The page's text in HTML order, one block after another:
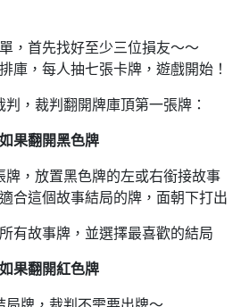
，首先找好至少三位損友～～
庫，每人抽七張卡牌，遊戲開始！
，裁判翻開牌庫頂第一張牌：
如果翻開黑色牌
牌，放置黑色牌的左或右銜接故事
合這個故事結局的牌，面朝下打出
有故事牌，並選擇最喜歡的結局
如果翻開紅色牌